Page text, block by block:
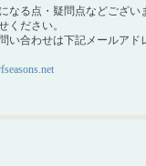
なる点・疑問点などござい
ください。
い合わせは下記メールアド